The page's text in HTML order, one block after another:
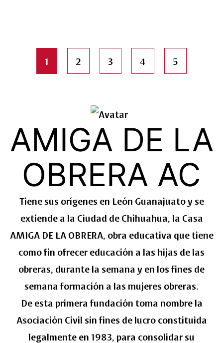
1 2 3 4 5
AMIGA DE LA
OBRERA AC
Tiene sus orígenes en León Guanajuato y se
extiende a la Ciudad de Chihuahua, la Casa
AMIGA DE LA OBRERA, obra educativa que tiene
como fin ofrecer educación a las hijas de las
obreras, durante la semana y en los fines de
semana formación a las mujeres obreras.
De esta primera fundación toma nombre la
Asociación Civil sin fines de lucro constituida
legalmente en 1983, para consolidar su